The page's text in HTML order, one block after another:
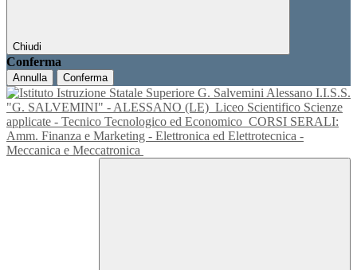
Chiudi
Conferma
Annulla Conferma
I.I.S.S.
"G. SALVEMINI" - ALESSANO (LE) Liceo Scientifico Scienze
applicate - Tecnico Tecnologico ed Economico CORSI SERALI:
Amm. Finanza e Marketing - Elettronica ed Elettrotecnica -
Meccanica e Meccatronica